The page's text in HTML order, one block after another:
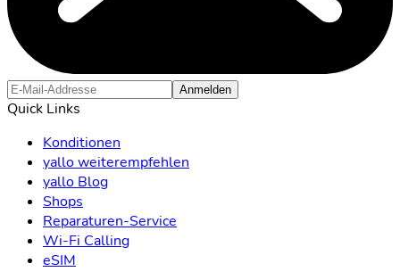
Anmelden
Quick Links
Konditionen
yallo weiterempfehlen
yallo Blog
Shops
Reparaturen-Service
Wi-Fi Calling
eSIM